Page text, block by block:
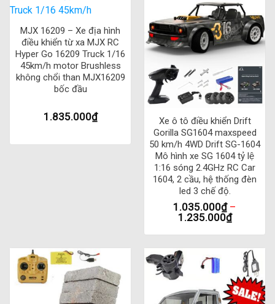
Thời gian sạc: khoảng 120 phút
Thời gian vận hành: khoảng 25 phút
Tầm xa điều khiển: khoảng 50-60m
Tải trọng tối đa: 150g
Hệ thống treo: 4 bánh động cơ động cơ, giảm xóc đôi
Chất liệu: Nhựa cao cấp
Ngoài ra, xe bán tải điều khiển từ xa WPL C24-1 RC còn
được trang bị nhiều tính năng tiện ích khác như đèn LED
chiếu sáng, hệ thống bánh răng lớn và động cơ mạnh mẽ, cho
phép xe có thể vận hành một cách mượt mà và ổn định trên
mọi địa hình. Xe cũng được thiết kế đẹp mắt, gọn nhẹ và dễ
sử dụng, phù hợp cho mọi lứa tuổi và độ tuổi trẻ em trở lên.
Đóng gói Xe bán tải điều khiển từ xa WPL C24-
1 RC bao gồm:
Thường thì khi mua xe bán tải điều khiển từ xa WPL C24-1
MJX 16209 – Xe địa hình
điều khiển từ xa MJX RC
Hyper Go 16209 Truck 1/16
45km/h motor Brushless
không chổi than MJX16209
bốc đầu
1.835.000₫
Xe ô tô điều khiển Drift
Gorilla SG1604 maxspeed
50 km/h 4WD Drift SG-1604
Mô hình xe SG 1604 tỷ lệ
1:16 sóng 2.4GHz RC Car
1604, 2 cầu, hệ thống đèn
led 3 chế độ.
1.035.000₫–
1.235.000₫